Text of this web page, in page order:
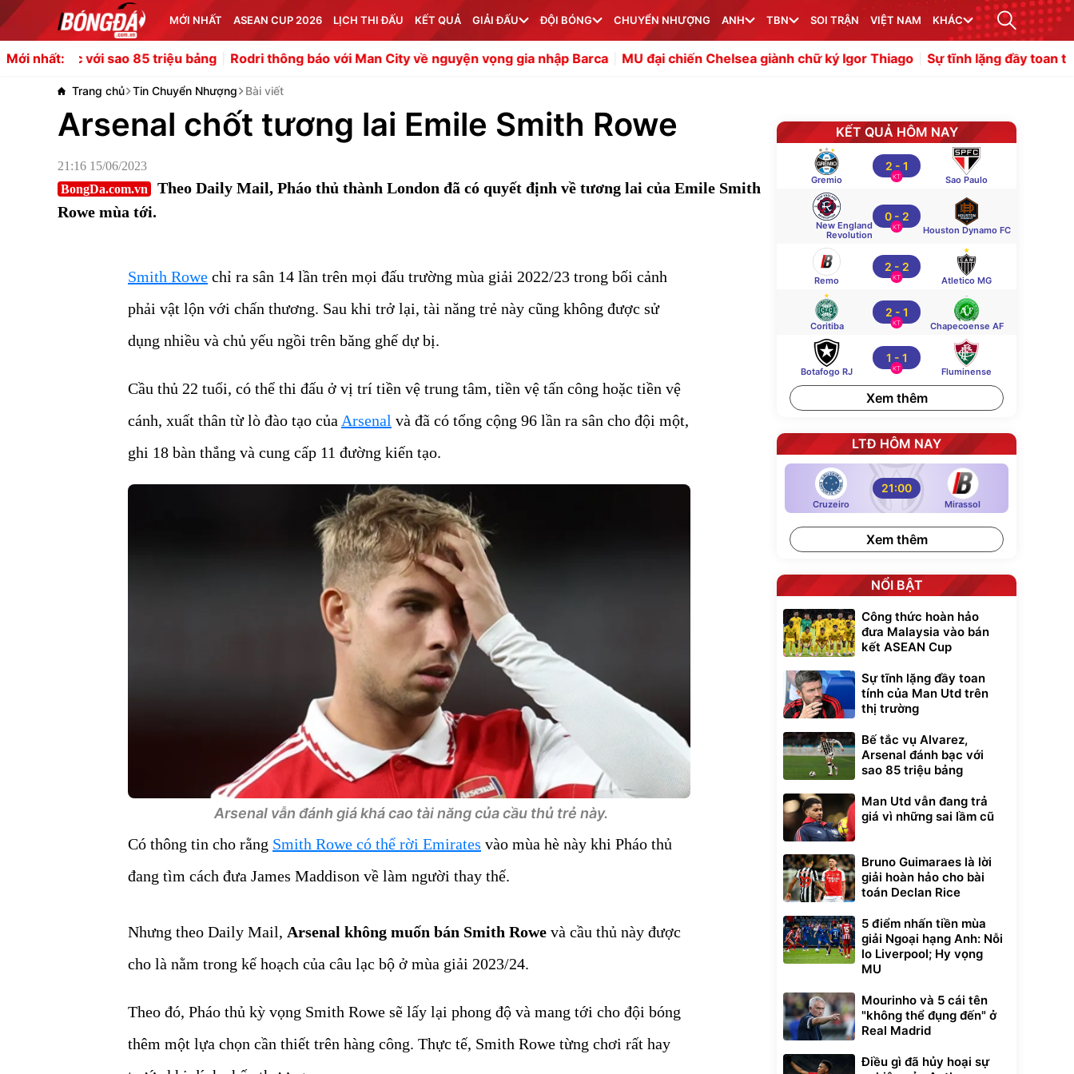
MỚI NHẤT ASEAN CUP 2026 LỊCH THI ĐẤU KẾT QUẢ GIẢI ĐẤU ĐỘI BÓNG CHUYỂN NHƯỢNG ANH TBN SOI TRẬN VIỆT NAM KHÁC
Mới nhất:
với sao 85 triệu bảng Rodri thông báo với Man City về nguyện vọng gia nhập Barca MU đại chiến Chelsea giành chữ ký Igor Thiago Sự tĩnh lặng đầy toan tính của
Trang chủ Tin Chuyển Nhượng Bài viết
Arsenal chốt tương lai Emile Smith Rowe
21:16 15/06/2023
BongDa.com.vn
Theo Daily Mail, Pháo thủ thành London đã có quyết định về tương lai của Emile Smith
Rowe mùa tới.
Smith Rowe chỉ ra sân 14 lần trên mọi đấu trường mùa giải 2022/23 trong bối cảnh
phải vật lộn với chấn thương. Sau khi trở lại, tài năng trẻ này cũng không được sử
dụng nhiều và chủ yếu ngồi trên băng ghế dự bị.
Cầu thủ 22 tuổi, có thể thi đấu ở vị trí tiền vệ trung tâm, tiền vệ tấn công hoặc tiền vệ
cánh, xuất thân từ lò đào tạo của Arsenal và đã có tổng cộng 96 lần ra sân cho đội một,
ghi 18 bàn thắng và cung cấp 11 đường kiến tạo.
Arsenal vẫn đánh giá khá cao tài năng của cầu thủ trẻ này.
Có thông tin cho rằng Smith Rowe có thể rời Emirates vào mùa hè này khi Pháo thủ
đang tìm cách đưa James Maddison về làm người thay thế.
Nhưng theo Daily Mail, Arsenal không muốn bán Smith Rowe và cầu thủ này được
cho là nằm trong kế hoạch của câu lạc bộ ở mùa giải 2023/24.
Theo đó, Pháo thủ kỳ vọng Smith Rowe sẽ lấy lại phong độ và mang tới cho đội bóng
thêm một lựa chọn cần thiết trên hàng công. Thực tế, Smith Rowe từng chơi rất hay
KẾT QUẢ HÔM NAY
Gremio
2 - 1
KT Sao Paulo
New England
Revolution
0 - 2
KT Houston Dynamo FC
Remo
2 - 2
KT Atletico MG
Coritiba
2 - 1
KT Chapecoense AF
Botafogo RJ
1 - 1
KT Fluminense
Xem thêm
LTĐ HÔM NAY
Cruzeiro
21:00
Mirassol
Xem thêm
NỔI BẬT
Công thức hoàn hảo
đưa Malaysia vào bán
kết ASEAN Cup
Sự tĩnh lặng đầy toan
tính của Man Utd trên
thị trường
Bế tắc vụ Alvarez,
Arsenal đánh bạc với
sao 85 triệu bảng
Man Utd vẫn đang trả
giá vì những sai lầm cũ
Bruno Guimaraes là lời
giải hoàn hảo cho bài
toán Declan Rice
5 điểm nhấn tiền mùa
giải Ngoại hạng Anh: Nỗi
lo Liverpool; Hy vọng
MU
Mourinho và 5 cái tên
"không thể đụng đến" ở
Real Madrid
Điều gì đã hủy hoại sự